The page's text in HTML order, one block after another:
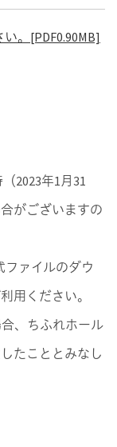
。[PDF0.90MB]
2023年1月31
がございますの
ァイルのダウ
用ください。
、ちふれホール
たこととみなし